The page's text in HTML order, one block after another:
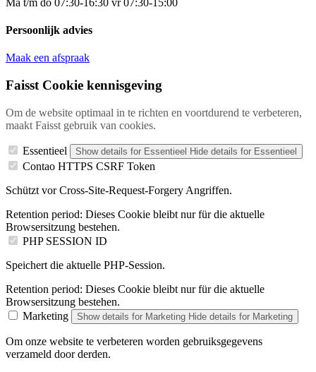
Persoonlijk advies
Maak een afspraak
Faisst Cookie kennisgeving
Om de website optimaal in te richten en voortdurend te verbeteren,
maakt Faisst gebruik van cookies.
Essentieel Show details for Essentieel Hide details for Essentieel
Contao HTTPS CSRF Token
Schützt vor Cross-Site-Request-Forgery Angriffen.
Retention period: Dieses Cookie bleibt nur für die aktuelle
Browsersitzung bestehen.
PHP SESSION ID
Speichert die aktuelle PHP-Session.
Retention period: Dieses Cookie bleibt nur für die aktuelle
Browsersitzung bestehen.
Marketing
Show details for Marketing Hide details for Marketing
Om onze website te verbeteren worden gebruiksgegevens
verzameld door derden.